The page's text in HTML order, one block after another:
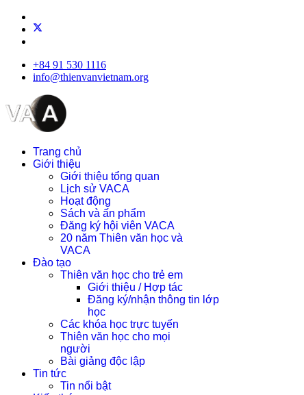
+84 91 530 1116
info@thienvanvietnam.org
Trang chủ
Giới thiệu
Giới thiệu tổng quan
Lịch sử VACA
Hoạt động
Sách và ấn phẩm
Đăng ký hội viên VACA
20 năm Thiên văn học và
VACA
Đào tạo
Thiên văn học cho trẻ em
Giới thiệu / Hợp tác
Đăng ký/nhận thông tin lớp
học
Các khóa học trực tuyến
Thiên văn học cho mọi
người
Bài giảng độc lập
Tin tức
Tin nổi bật